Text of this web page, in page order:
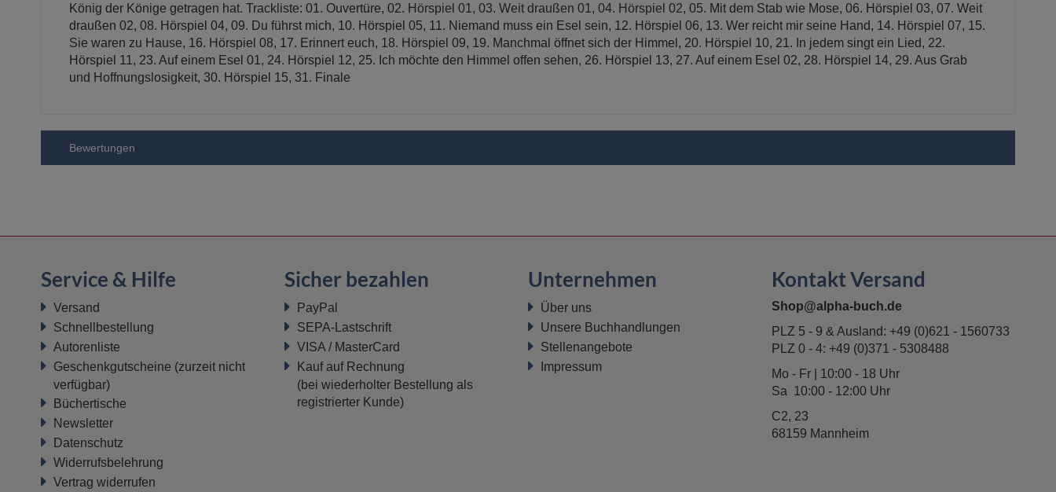
König der Könige getragen hat. Trackliste: 01. Ouvertüre, 02. Hörspiel 01, 03. Weit draußen 01, 04. Hörspiel 02, 05. Mit dem Stab wie Mose, 06. Hörspiel 03, 07. Weit
draußen 02, 08. Hörspiel 04, 09. Du führst mich, 10. Hörspiel 05, 11. Niemand muss ein Esel sein, 12. Hörspiel 06, 13. Wer reicht mir seine Hand, 14. Hörspiel 07, 15.
Sie waren zu Hause, 16. Hörspiel 08, 17. Erinnert euch, 18. Hörspiel 09, 19. Manchmal öffnet sich der Himmel, 20. Hörspiel 10, 21. In jedem singt ein Lied, 22.
Hörspiel 11, 23. Auf einem Esel 01, 24. Hörspiel 12, 25. Ich möchte den Himmel offen sehen, 26. Hörspiel 13, 27. Auf einem Esel 02, 28. Hörspiel 14, 29. Aus Grab
und Hoffnungslosigkeit, 30. Hörspiel 15, 31. Finale
Bewertungen
Service & Hilfe
Versand
Schnellbestellung
Autorenliste
Geschenkgutscheine (zurzeit nicht
verfügbar)
Büchertische
Newsletter
Datenschutz
Widerrufsbelehrung
Vertrag widerrufen
Sicher bezahlen
PayPal
SEPA-Lastschrift
VISA / MasterCard
Kauf auf Rechnung
(bei wiederholter Bestellung als
registrierter Kunde)
Unternehmen
Über uns
Unsere Buchhandlungen
Stellenangebote
Impressum
Kontakt Versand
Shop@alpha-buch.de
PLZ 5 - 9 & Ausland: +49 (0)621 - 1560733
PLZ 0 - 4: +49 (0)371 - 5308488
Mo - Fr | 10:00 - 18 Uhr
Sa 10:00 - 12:00 Uhr
C2, 23
68159 Mannheim